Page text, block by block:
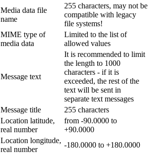
Media data file
name
255 characters, may not be
compatible with legacy
file systems!
MIME type of
media data
Limited to the list of
allowed values
Message text
It is recommended to limit
the length to 1000
characters - if it is
exceeded, the rest of the
text will be sent in
separate text messages
Message title
255 characters
Location latitude,
real number
from -90.0000 to
+90.0000
Location longitude,
real number
-180.0000 to +180.0000